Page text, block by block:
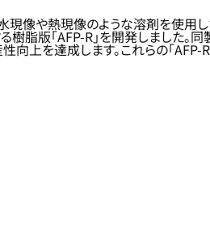
現像や熱現像のような溶剤を使用
脂版「AFP-R」を開発しました。
向上を達成します。これらの「